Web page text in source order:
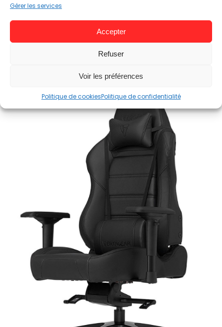
Gérer les services
Accepter
Refuser
Voir les préférences
Politique de cookiesPolitique de confidentialité